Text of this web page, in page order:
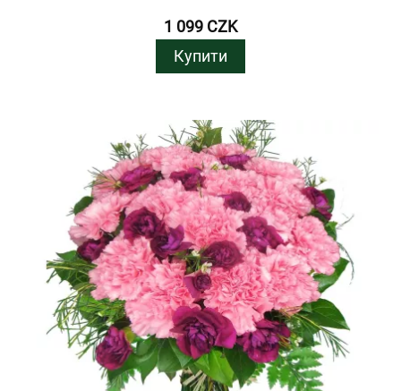
1 099 CZK
Купити